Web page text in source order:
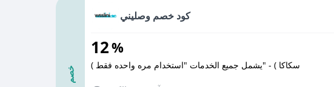
خصم
كود خصم وصليني
12%
( سكاكا ) - "يشمل جميع الخدمات "استخدام مره واحده فقط